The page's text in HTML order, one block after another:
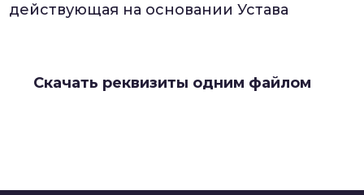
действующая на основании Устава
Скачать реквизиты одним файлом